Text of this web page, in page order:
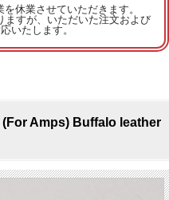
休業させていただきます。
ますが、いただいた注文および
いたします。
Amps) Buffalo leather